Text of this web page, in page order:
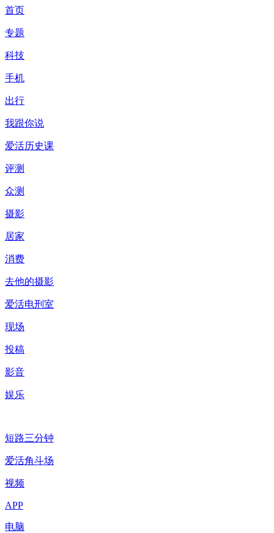
首页
专题
科技
手机
出行
我跟你说
爱活历史课
评测
众测
摄影
居家
消费
去他的摄影
爱活电刑室
现场
投稿
影音
娱乐
短路三分钟
爱活角斗场
视频
APP
电脑